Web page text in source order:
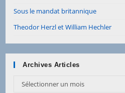
Sous le mandat britannique
Theodor Herzl et William Hechler
Archives Articles
Archives
Sélectionner un mois